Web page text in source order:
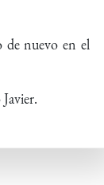
de nuevo en el